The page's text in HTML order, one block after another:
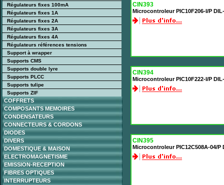
Régulateurs fixes 100mA
Régulateurs fixes 1A
Régulateurs fixes 2A
Régulateurs fixes 3A
Régulateurs fixes 4A
Régulateurs références tensions
Support à wrapper
Supports CMS
Supports double lyre
Supports PLCC
Supports tulipe
Supports ZIF
COFFRETS
COMPOSANTS MEMOIRES
CONDENSATEURS
CONNECTEURS & CORDONS
DIODES
DIVERS
DOMESTIQUE & MAISON
ELECTROMAGNETISME
EMISSION-RECEPTION
FIBRES OPTIQUES
INTERRUPTEURS
CIN393
Microcontroleur PIC10F206-I/P
CIN394
Microcontroleur PIC10F222-I/P
CIN395
Microcontroleur PIC12C508A-04/P